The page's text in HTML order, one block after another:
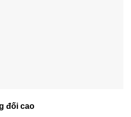
đối cao